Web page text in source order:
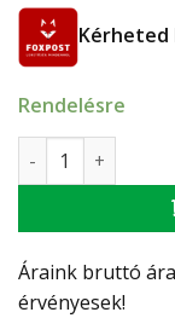
Kérheted
Rendelésre
GEBO Platinum
Áraink bruttó
érvényesek!